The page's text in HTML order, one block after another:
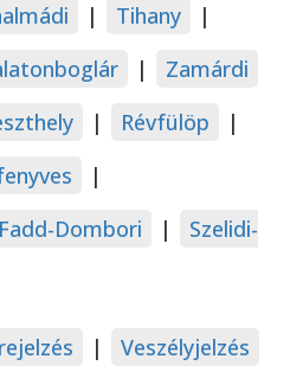
| Tihany
|
|
Zamárdi
| Révfülöp
|
|
Fadd-Dombori |
Szelidi-
|
Veszélyjelzés